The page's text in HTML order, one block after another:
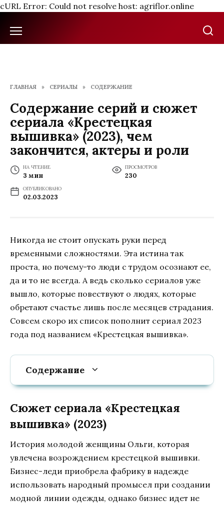
cURL Error: Could not resolve host: agriflor.online
содержанию
ГЛАВНАЯ » СЕРИАЛЫ » СОДЕРЖАНИЕ
Содержание серий и сюжет
сериала «Крестецкая
вышивка» (2023), чем
закончится, актеры и роли
НА ЧТЕНИЕ
3 мин
ПРОСМОТРОВ
230
ОПУБЛИКОВАНО
02.03.2023
Никогда не стоит опускать руки перед
временными сложностями. Эта истина так
проста, но почему-то люди с трудом осознают ее,
да и то не всегда. А ведь сколько сериалов уже
вышло, которые повествуют о людях, которые
обретают счастье лишь после месяцев страдания.
Совсем скоро их список пополнит сериал 2023
года под названием «Крестецкая вышивка».
Содержание
Сюжет сериала «Крестецкая
вышивка» (2023)
История молодой женщины Ольги, которая
увлечена возрождением крестецкой вышивки.
Бизнес-леди приобрела фабрику в надежде
использовать народный промысел при создании
модной линии одежды, однако бизнес идет не